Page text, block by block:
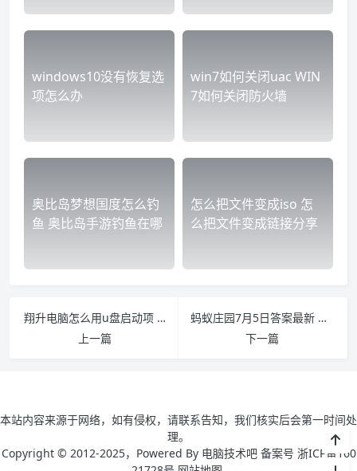
windows10没有恢复选
项怎么办
win7如何关闭uac WIN
7如何关闭防火墙
奥比岛梦想国度怎么钓
鱼 奥比岛手游钓鱼在哪
怎么把文件变成iso 怎
么把文件变成链接分享
翔升电脑怎么用u盘启动项 翔升主板怎么进入bios后如何设置U盘启动项
上一篇
蚂蚁庄园7月5日答案最新 蚂蚁庄园7月5日答案最新答
下一篇
本站内容来源于网络，如有侵权，请联系告知，我们核实后会第一时间处
理。
Copyright © 2012-2025，Powered By 电脑技术吧 备案号 浙ICP备160